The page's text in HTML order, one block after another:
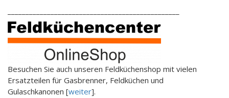
Besuchen Sie auch unseren Feldküchenshop mit vielen
Ersatzteilen für Gasbrenner, Feldküchen und
Gulaschkanonen [weiter].